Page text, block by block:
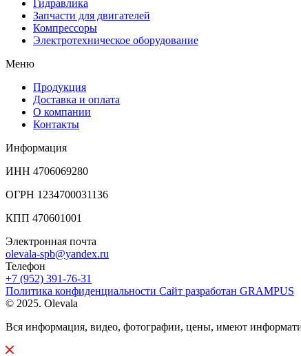
Гидравлика
Запчасти для двигателей
Компрессоры
Электротехническое оборудование
Меню
Продукция
Доставка и оплата
О компании
Контакты
Информация
ИНН 4706069280
ОГРН 1234700031136
КПП 470601001
Электронная почта
olevala-spb@yandex.ru
Телефон
+7 (952) 391-76-31
Политика конфиденциальности Сайт разработан GRAMPUS
© 2025. Olevala
Вся информация, видео, фотографии, цены, имеют